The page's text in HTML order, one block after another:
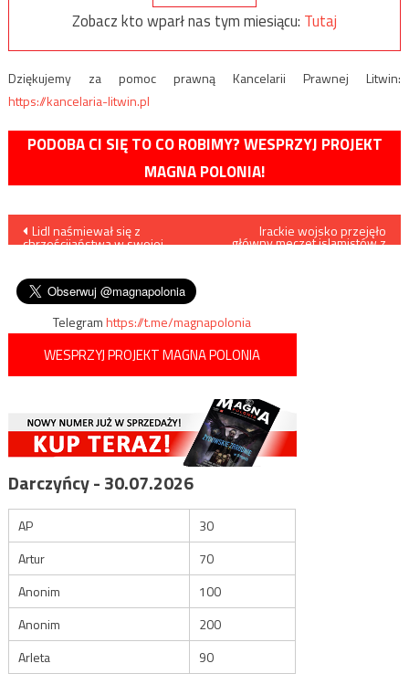
Zobacz kto wparł nas tym miesiącu: Tutaj
Dziękujemy za pomoc prawną Kancelarii Prawnej Litwin:
https://kancelaria-litwin.pl
PODOBA CI SIĘ TO CO ROBIMY? WESPRZYJ PROJEKT
MAGNA POLONIA!
Nawigacja
Lidl naśmiewał się z
chrześcijaństwa w swojej
Irackie wojsko przejęło
główny meczet islamistów z
Telegramhttps://t.me/magnapolonia
WESPRZYJ PROJEKT MAGNA POLONIA
Darczyńcy - 30.07.2026
AP
30
Artur
70
Anonim
100
Anonim
200
Arleta
90